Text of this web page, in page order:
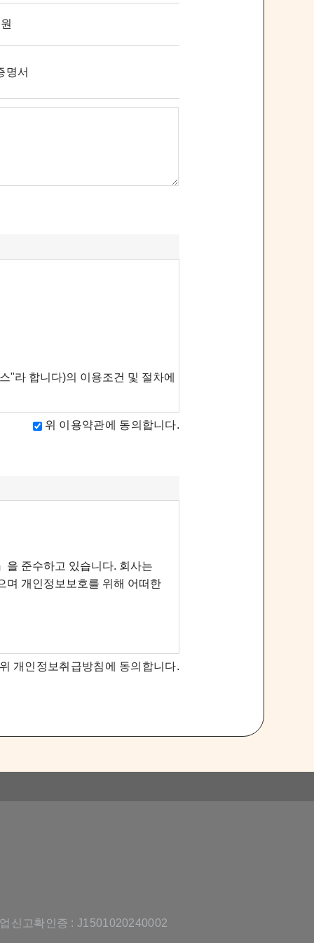
명서
위 이용약관에 동의합니다.
개인정보취급방침에 동의합니다.
신고확인증 : J1501020240002